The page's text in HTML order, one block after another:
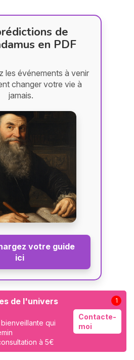
de
en PDF
les événements à venir
changer votre vie à
jamais.
votre guide
ici
de l'univers
qui
à 5€
Contacte-
moi
1